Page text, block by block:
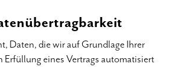
Daten, die wir auf Grundlage Ihrer
Erfüllung eines Vertrags automatisiert